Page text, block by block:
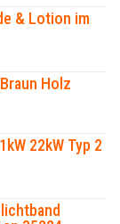
& Lotion im
Holz
22kW Typ 2